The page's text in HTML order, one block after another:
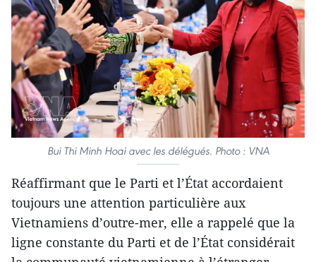
Bui Thi Minh Hoai avec les délégués. Photo : VNA
Réaffirmant que le Parti et l’État accordaient
toujours une attention particulière aux
Vietnamiens d’outre-mer, elle a rappelé que la
ligne constante du Parti et de l’État considérait